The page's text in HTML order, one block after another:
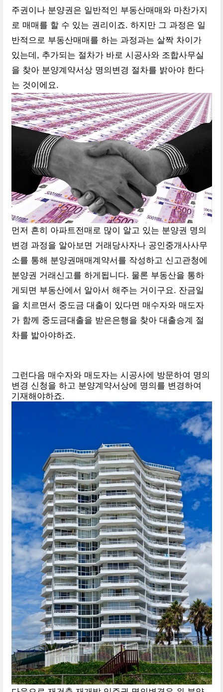
주권이나 분양권은 일반적인 부동산매매와 마찬가지
로 매매를 할 수 있는 권리이죠. 하지만 그 과정은 일
반적으로 부동산매매를 하는 과정과는 살짝 차이가
있는데, 추가되는 절차가 바로 시공사와 조합사무실
을 찾아 분양계약서상 명의변경 절차를 밝아야 한다
는 것이에요.
먼저 흔히 아파트전매로 많이 알고 있는 분양권 명의
변경 과정을 알아보면 거래당사자나 공인중개사사무
소를 통해 분양권매매계약서를 작성하고 신고관청에
분양권 거래신고를 하게됩니다. 물론 부동산을 통하
게되면 부동산에서 알아서 해주는 거이구요. 잔금일
을 치르면서 중도금 대출이 있다면 매수자와 매도자
가 함께 중도금대출을 받은은행을 찾아 대출승계 절
차를 밟아야하죠.
그런다음 매수자와 매도자는 시공사에 방문하여 명의
변경 신청을 하고 분양계약서상에 명의를 변경하여
기재해야하죠.